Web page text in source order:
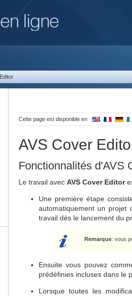
Cette page est disponible en
AVS Cover
Fonctionnalités d'AVS
Le travail avec AVS Cover Editor
Une première étape
automatiquement un projet
travail dès le lancement du
Remarque: vous
Ensuite vous pouvez
prédéfinies incluses dans le
Lorsque toutes les